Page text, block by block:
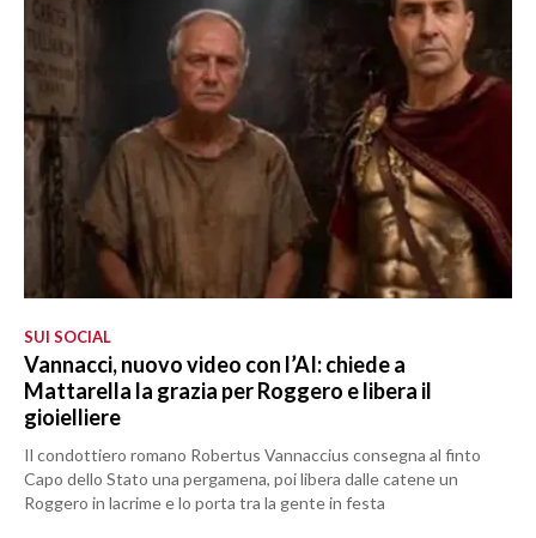
SUI SOCIAL
Vannacci, nuovo video con l’AI: chiede a
Mattarella la grazia per Roggero e libera il
gioielliere
Il condottiero romano Robertus Vannaccius consegna al finto
Capo dello Stato una pergamena, poi libera dalle catene un
Roggero in lacrime e lo porta tra la gente in festa